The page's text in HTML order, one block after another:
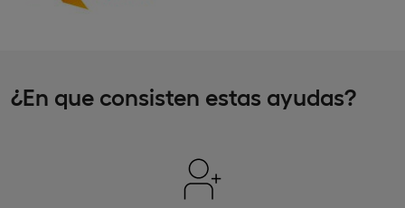
¿En que consisten estas ayudas?